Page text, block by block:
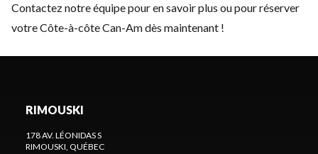
Contactez notre équipepour en savoir plus ou pour réserver
votre Côte-à-côte Can-Am dès maintenant !
RIMOUSKI
178 AV. LÉONIDAS S
RIMOUSKI, QUÉBEC